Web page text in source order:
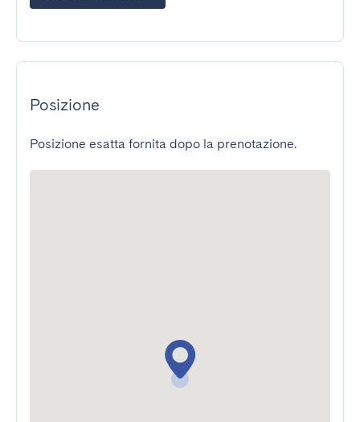
Posizione
Posizione esatta fornita dopo la prenotazione.